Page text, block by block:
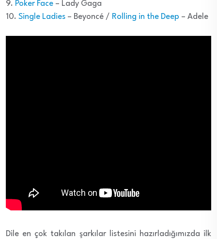
9. Poker Face – Lady Gaga
10. Single Ladies – Beyoncé / Rolling in the Deep – Adele
Dile en çok takılan şarkılar listesini hazırladığımızda ilk